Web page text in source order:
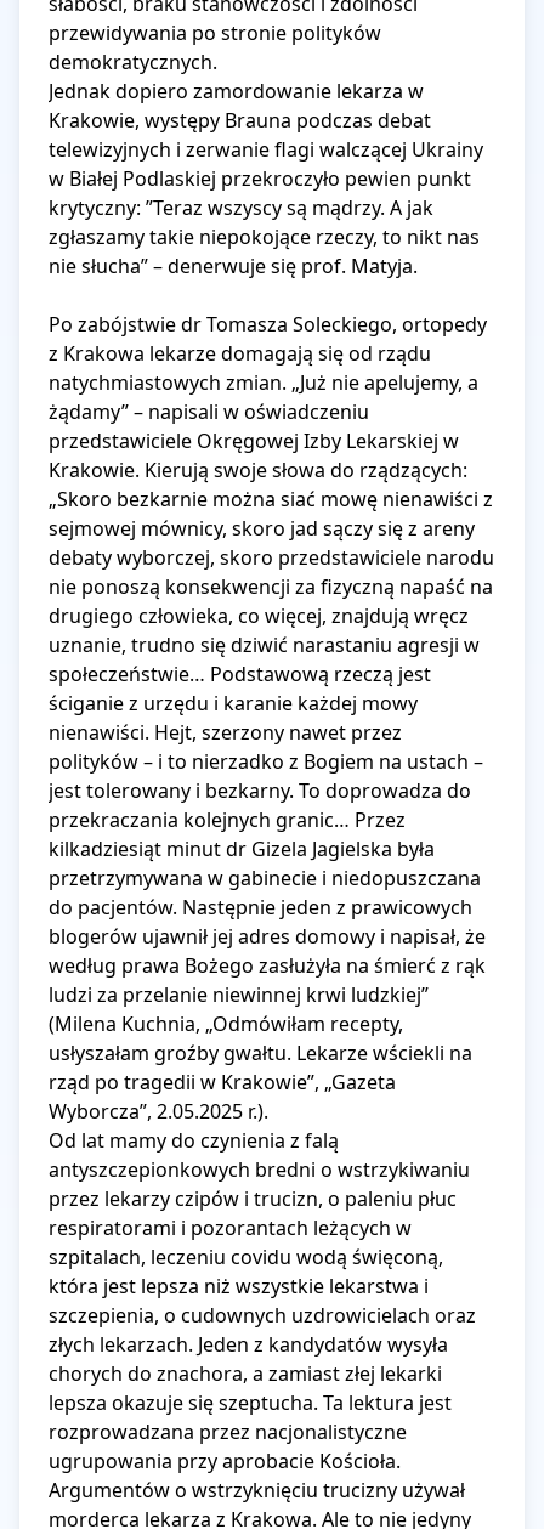
przewidywania po stronie polityków
demokratycznych.
Jednak dopiero zamordowanie lekarza w
Krakowie, występy Brauna podczas debat
telewizyjnych i zerwanie flagi walczącej Ukrainy
w Białej Podlaskiej przekroczyło pewien punkt
krytyczny: ”Teraz wszyscy są mądrzy. A jak
zgłaszamy takie niepokojące rzeczy, to nikt nas
nie słucha” – denerwuje się prof. Matyja.
Po zabójstwie dr Tomasza Soleckiego, ortopedy
z Krakowa lekarze domagają się od rządu
natychmiastowych zmian. „Już nie apelujemy, a
żądamy” – napisali w oświadczeniu
przedstawiciele Okręgowej Izby Lekarskiej w
Krakowie. Kierują swoje słowa do rządzących:
„Skoro bezkarnie można siać mowę nienawiści z
sejmowej mównicy, skoro jad sączy się z areny
debaty wyborczej, skoro przedstawiciele narodu
nie ponoszą konsekwencji za fizyczną napaść na
drugiego człowieka, co więcej, znajdują wręcz
uznanie, trudno się dziwić narastaniu agresji w
społeczeństwie… Podstawową rzeczą jest
ściganie z urzędu i karanie każdej mowy
nienawiści. Hejt, szerzony nawet przez
polityków – i to nierzadko z Bogiem na ustach –
jest tolerowany i bezkarny. To doprowadza do
przekraczania kolejnych granic… Przez
kilkadziesiąt minut dr Gizela Jagielska była
przetrzymywana w gabinecie i niedopuszczana
do pacjentów. Następnie jeden z prawicowych
blogerów ujawnił jej adres domowy i napisał, że
według prawa Bożego zasłużyła na śmierć z rąk
ludzi za przelanie niewinnej krwi ludzkiej”
(Milena Kuchnia, „Odmówiłam recepty,
usłyszałam groźby gwałtu. Lekarze wściekli na
rząd po tragedii w Krakowie”, „Gazeta
Wyborcza”, 2.05.2025 r.).
Od lat mamy do czynienia z falą
antyszczepionkowych bredni o wstrzykiwaniu
przez lekarzy czipów i trucizn, o paleniu płuc
respiratorami i pozorantach leżących w
szpitalach, leczeniu covidu wodą święconą,
która jest lepsza niż wszystkie lekarstwa i
szczepienia, o cudownych uzdrowicielach oraz
złych lekarzach. Jeden z kandydatów wysyła
chorych do znachora, a zamiast złej lekarki
lepsza okazuje się szeptucha. Ta lektura jest
rozprowadzana przez nacjonalistyczne
ugrupowania przy aprobacie Kościoła.
Argumentów o wstrzyknięciu trucizny używał
morderca lekarza z Krakowa. Ale to nie jedyny